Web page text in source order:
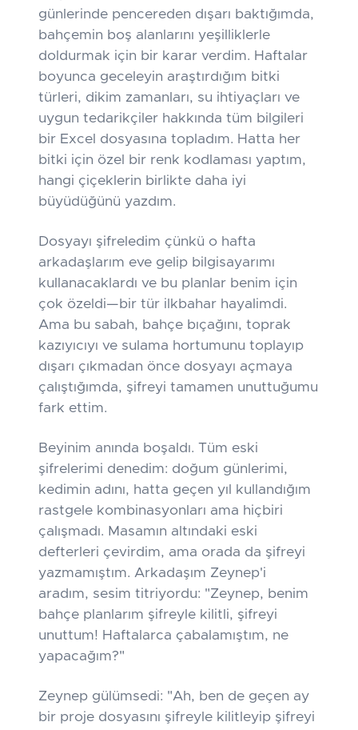
günlerinde pencereden dışarı baktığımda,
bahçemin boş alanlarını yeşilliklerle
doldurmak için bir karar verdim. Haftalar
boyunca geceleyin araştırdığım bitki
türleri, dikim zamanları, su ihtiyaçları ve
uygun tedarikçiler hakkında tüm bilgileri
bir Excel dosyasına topladım. Hatta her
bitki için özel bir renk kodlaması yaptım,
hangi çiçeklerin birlikte daha iyi
büyüdüğünü yazdım.
Dosyayı şifreledim çünkü o hafta
arkadaşlarım eve gelip bilgisayarımı
kullanacaklardı ve bu planlar benim için
çok özeldi—bir tür ilkbahar hayalimdi.
Ama bu sabah, bahçe bıçağını, toprak
kazıyıcıyı ve sulama hortumunu toplayıp
dışarı çıkmadan önce dosyayı açmaya
çalıştığımda, şifreyi tamamen unuttuğumu
fark ettim.
Beyinim anında boşaldı. Tüm eski
şifrelerimi denedim: doğum günlerimi,
kedimin adını, hatta geçen yıl kullandığım
rastgele kombinasyonları ama hiçbiri
çalışmadı. Masamın altındaki eski
defterleri çevirdim, ama orada da şifreyi
yazmamıştım. Arkadaşım Zeynep'i
aradım, sesim titriyordu: "Zeynep, benim
bahçe planlarım şifreyle kilitli, şifreyi
unuttum! Haftalarca çabalamıştım, ne
yapacağım?"
Zeynep gülümsedi: "Ah, ben de geçen ay
bir proje dosyasını şifreyle kilitleyip şifreyi